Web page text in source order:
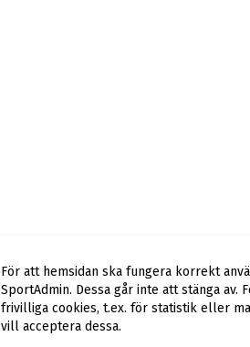
För att hemsidan ska fungera korrekt
SportAdmin. Dessa går inte att stänga av.
frivilliga cookies, t.ex. för statistik eller
vill acceptera dessa.